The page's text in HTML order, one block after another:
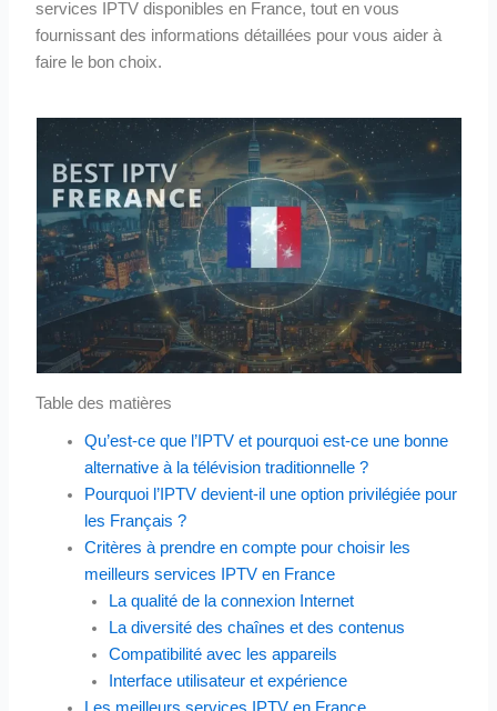
services IPTV disponibles en France, tout en vous
fournissant des informations détaillées pour vous aider à
faire le bon choix.
Table des matières
Qu’est-ce que l’IPTV et pourquoi est-ce une bonne
alternative à la télévision traditionnelle ?
Pourquoi l’IPTV devient-il une option privilégiée pour
les Français ?
Critères à prendre en compte pour choisir les
meilleurs services IPTV en France
La qualité de la connexion Internet
La diversité des chaînes et des contenus
Compatibilité avec les appareils
Interface utilisateur et expérience